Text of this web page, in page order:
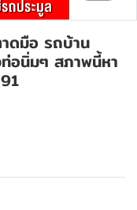
ดมือ รถบ้าน
อนิ่มๆ สภาพนี้หา